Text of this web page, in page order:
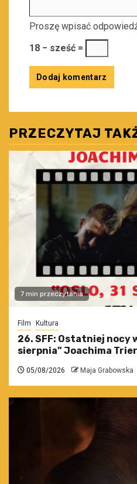
Proszę wpisać
18 − sześć =
PRZECZYTAJ
7 min przeczytania
Film Kultura
26. SFF: Ostatniej nocy
sierpnia” Joachima
05/08/2026 Maja Grabowska